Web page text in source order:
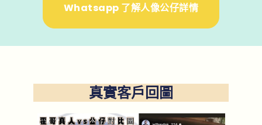
Whatsapp 了解人像公仔詳情
真實客戶回圖